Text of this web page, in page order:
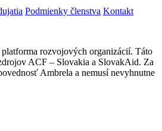
Podmienky členstva Kontakt
rozvojových organizácií. Táto
ACF – Slovakia a SlovakAid. Za
Ambrela a nemusí nevyhnutne